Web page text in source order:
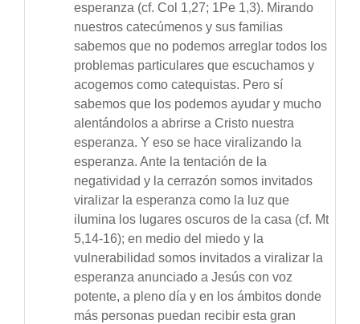
esperanza (cf. Col 1,27; 1Pe 1,3). Mirando
nuestros catecúmenos y sus familias
sabemos que no podemos arreglar todos los
problemas particulares que escuchamos y
acogemos como catequistas. Pero sí
sabemos que los podemos ayudar y mucho
alentándolos a abrirse a Cristo nuestra
esperanza. Y eso se hace viralizando la
esperanza. Ante la tentación de la
negatividad y la cerrazón somos invitados
viralizar la esperanza como la luz que
ilumina los lugares oscuros de la casa (cf. Mt
5,14-16); en medio del miedo y la
vulnerabilidad somos invitados a viralizar la
esperanza anunciado a Jesús con voz
potente, a pleno día y en los ámbitos donde
más personas puedan recibir esta gran